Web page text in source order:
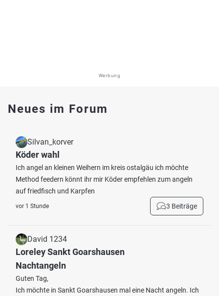
Werbung
Neues im Forum
Silvan_korver
Köder wahl
Ich angel an kleinen Weihern im kreis ostalgäu ich möchte
Method feedern könnt ihr mir Köder empfehlen zum angeln
auf friedfisch und Karpfen
vor 1 Stunde 3 Beiträge
David 1234
Loreley Sankt Goarshausen
Nachtangeln
Guten Tag,
Ich möchte in Sankt Goarshausen mal eine Nacht angeln. Ich